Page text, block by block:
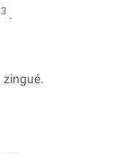
3 .
zingué.